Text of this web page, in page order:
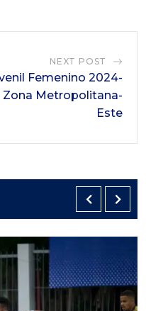
NEXT POST
Femenino 2024-
Metropolitana-
Este